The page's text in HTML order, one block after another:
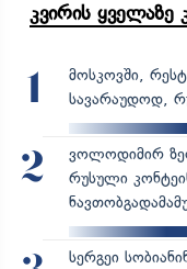
კვირის ყველაზე
1
მოსკოვში,
სავარაუდოდ,
2
ვოლოდიმირ
რუსული
სერგეი